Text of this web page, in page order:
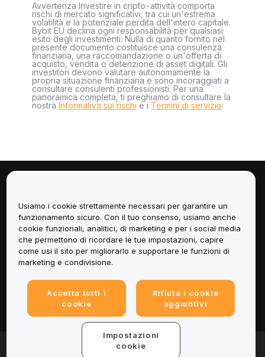
Avvertenza Investire in cripto-attività comporta
rischi di mercato significativi, tra cui un'estrema
volatilità e la potenziale perdita dell'intero capitale.
Bybit EU declina ogni responsabilità per qualsiasi
esito degli investimenti. Nulla di quanto fornito nel
presente documento costituisce una consulenza
finanziaria, una raccomandazione o un'offerta di
acquisto, vendita o detenzione di asset digitali. Gli
investitori devono valutare autonomamente la
propria situazione finanziaria e sono incoraggiati a
consultare consulenti professionisti. Per una
panoramica completa, ti preghiamo di consultare la
nostra Informativa sui rischi e i Termini di servizio.
Servizi
Assistenza
Informazioni legali
© 2025-2026 Bybit.eu. All rights reserved.
Usiamo i cookie strettamente necessari per garantire un
funzionamento sicuro. Con il tuo consenso, usiamo anche
cookie funzionali, analitici, di marketing e per i social media
che permettono di ricordare le tue impostazioni, capire
come usi il sito per migliorarlo e supportare le funzioni di
marketing e condivisione.
Accetta tutti i
cookie
Rifiuta i cookie
aggiuntivi
Impostazioni
cookie